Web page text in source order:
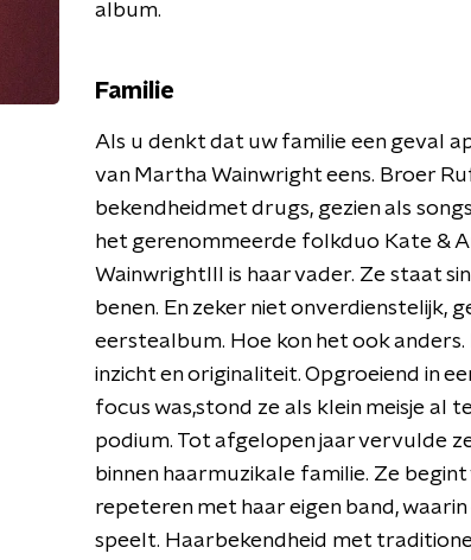
album.
Familie
Als u denkt dat uw familie een geval
van Martha Wainwright eens. Broer
bekendheidmet drugs, gezien als
het gerenommeerde folkduo Kate &
Wainwrightlll is haar vader. Ze staat
benen. En zeker niet onverdienstelijk,
eerstealbum. Hoe kon het ook
inzicht en originaliteit. Opgroeiend in
focus was,stond ze als klein meisje al
podium. Tot afgelopen jaar vervulde
binnen haarmuzikale familie. Ze
repeteren met haar eigen band,
speelt. Haarbekendheid met